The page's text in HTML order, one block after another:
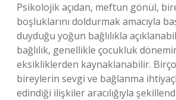
Psikolojik açıdan, meftun gönül,
boşluklarını doldurmak amacıyla
duyduğu yoğun bağlılıkla
bağlılık, genellikle çocukluk
eksikliklerden kaynaklanabilir.
bireylerin sevgi ve bağlanma
edindiği ilişkiler aracılığıyla